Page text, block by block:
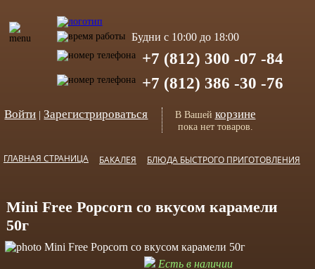
Будни с 10:00 до 18:00
+7 (812) 300 -07 -84
+7 (812) 386 -30 -76
Войти |Зарегистрироваться В Вашей корзине
пока нет товаров.
ГЛАВНАЯ СТРАНИЦА БАКАЛЕЯ БЛЮДА БЫСТРОГО ПРИГОТОВЛЕНИЯ
Mini Free Popcorn со вкусом карамели
50г
Есть в наличии